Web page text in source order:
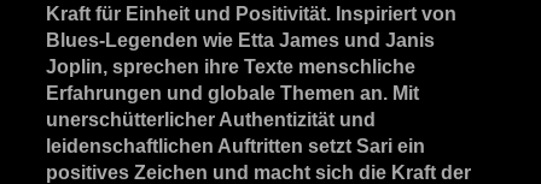
Kraft für Einheit und Positivität. Inspiriert von
Blues-Legenden wie Etta James und Janis
Joplin, sprechen ihre Texte menschliche
Erfahrungen und globale Themen an. Mit
unerschütterlicher Authentizität und
leidenschaftlichen Auftritten setzt Sari ein
positives Zeichen und macht sich die Kraft der